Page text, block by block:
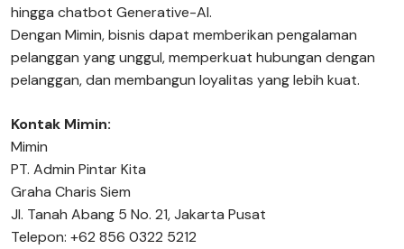
hingga chatbot Generative-AI.
Dengan Mimin, bisnis dapat memberikan pengalaman
pelanggan yang unggul, memperkuat hubungan dengan
pelanggan, dan membangun loyalitas yang lebih kuat.
Kontak Mimin:
Mimin
PT. Admin Pintar Kita
Graha Charis Siem
Jl. Tanah Abang 5 No. 21, Jakarta Pusat
Telepon: +62 856 0322 5212